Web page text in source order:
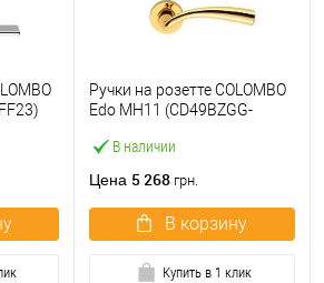
В наличии
Ручки на розетте COLOMBO
Edo MH11 (CD49BZGG-
латунь
Цена 5 268 грн.
В корзину
Купить в 1 клик